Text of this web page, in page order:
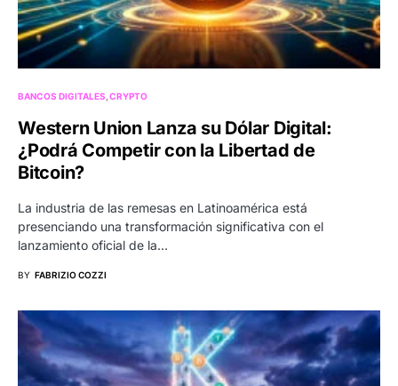
BANCOS DIGITALES CRYPTO
Western Union Lanza su Dólar Digital:
¿Podrá Competir con la Libertad de
Bitcoin?
La industria de las remesas en Latinoamérica está
presenciando una transformación significativa con el
lanzamiento oficial de la…
BY FABRIZIO COZZI